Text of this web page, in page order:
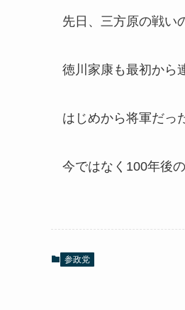
先日、三方原の戦い
徳川家康も最初から
はじめから将軍だっ
今ではなく100年後
参政党